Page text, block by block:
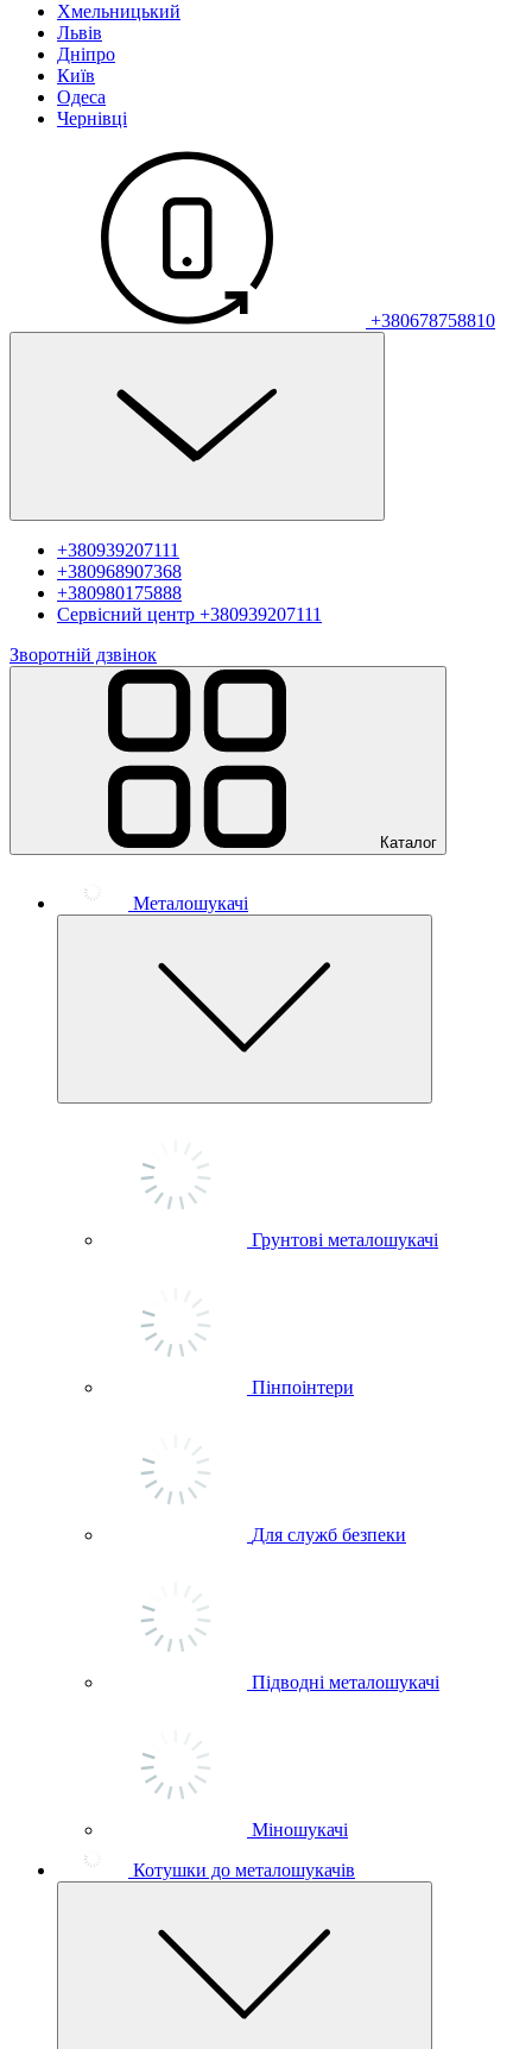
Хмельницький
Львів
Дніпро
Київ
Одеса
Чернівці
+380678758810
+380939207111
+380968907368
+380980175888
Сервісний центр +380939207111
Зворотній дзвінок
Каталог
Металошукачі
Грунтові металошукачі
Пінпоінтери
Для служб безпеки
Підводні металошукачі
Міношукачі
Котушки до металошукачів